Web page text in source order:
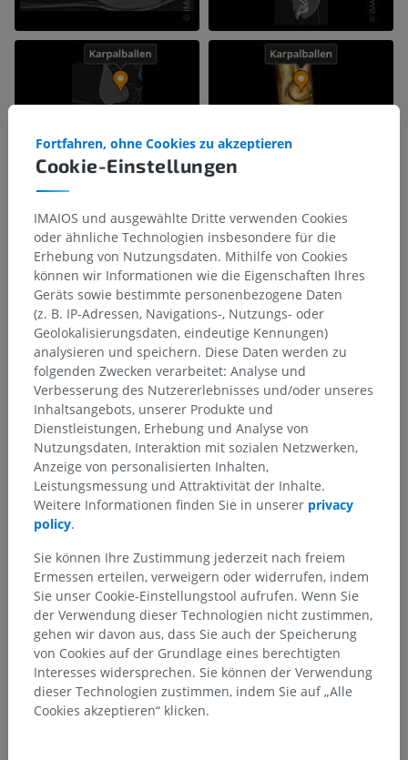
Anatomische Hierarchie
Tieranatomie
Gemeinsame Hülle> Ballen > Karpalballen
Darunterliegende Strukturen:Für dieses anatomische
Teil gibt es keine zugehörigen Strukturen
Übersetzungen
Cookie-Einstellungen
Fortfahren, ohne Cookies zu akzeptieren
IMAIOS und ausgewählte Dritte verwenden Cookies
oder ähnliche Technologien insbesondere für die
Erhebung von Nutzungsdaten. Mithilfe von Cookies
können wir Informationen wie die Eigenschaften Ihres
Geräts sowie bestimmte personenbezogene Daten
(z. B. IP-Adressen, Navigations-, Nutzungs- oder
Geolokalisierungsdaten, eindeutige Kennungen)
analysieren und speichern. Diese Daten werden zu
folgenden Zwecken verarbeitet: Analyse und
Verbesserung des Nutzererlebnisses und/oder unseres
Inhaltsangebots, unserer Produkte und
Dienstleistungen, Erhebung und Analyse von
Nutzungsdaten, Interaktion mit sozialen Netzwerken,
Anzeige von personalisierten Inhalten,
Leistungsmessung und Attraktivität der Inhalte.
Weitere Informationen finden Sie in unserer privacy
policy.
Sie können Ihre Zustimmung jederzeit nach freiem
Ermessen erteilen, verweigern oder widerrufen, indem
Sie unser Cookie-Einstellungstool aufrufen. Wenn Sie
der Verwendung dieser Technologien nicht zustimmen,
gehen wir davon aus, dass Sie auch der Speicherung
von Cookies auf der Grundlage eines berechtigten
Interesses widersprechen. Sie können der Verwendung
dieser Technologien zustimmen, indem Sie auf „Alle
Cookies akzeptieren“ klicken.